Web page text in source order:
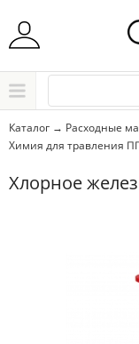
Начните
Выбрать
Каталог → Расходные
Химия для травления
Хлорное